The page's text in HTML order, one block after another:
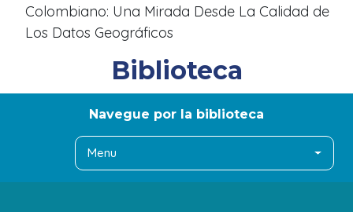
Colombiano: Una Mirada Desde La Calidad de
Los Datos Geográficos
Biblioteca
Navegue por la biblioteca
Menu